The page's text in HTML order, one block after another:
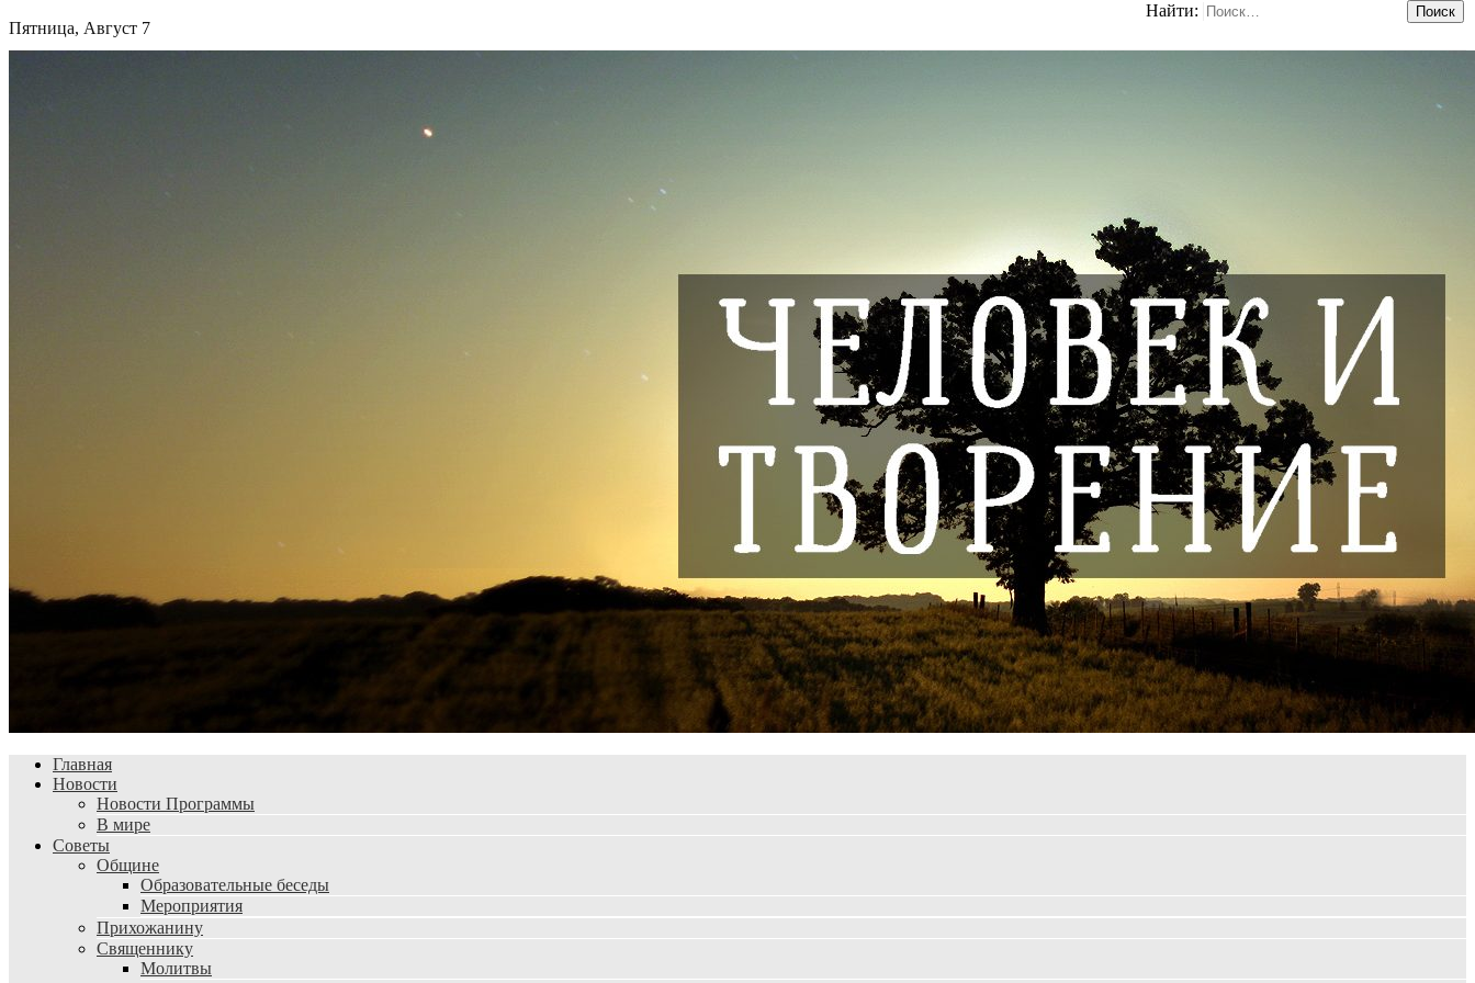
Пятница, Август 7
Найти:
Главная
Новости
Новости Программы
В мире
Советы
Общине
Образовательные беседы
Мероприятия
Прихожанину
Священнику
Молитвы